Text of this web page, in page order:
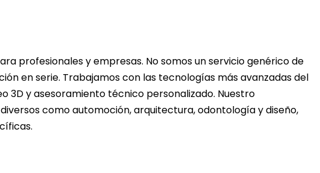
profesionales y empresas. No somos un servicio genérico de
en serie. Trabajamos con las tecnologías más avanzadas del
3D y asesoramiento técnico personalizado. Nuestro
como automoción, arquitectura, odontología y diseño,